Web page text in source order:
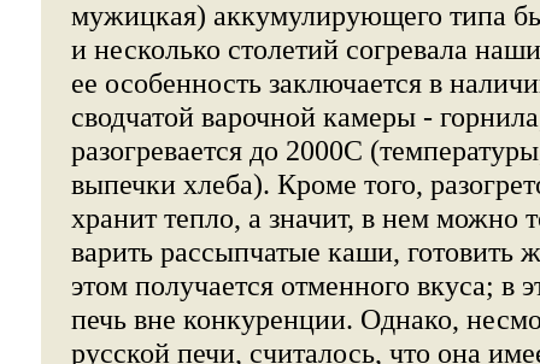
мужицкая) аккумулирующего типа
и несколько столетий согревала
ее особенность заключается в
сводчатой варочной камеры -
разогревается до 2000С
выпечки хлеба). Кроме того,
хранит тепло, а значит, в нем можно
варить рассыпчатые каши,
этом получается отменного вкуса; в
печь вне конкуренции. Однако,
русской печи, считалось, что она